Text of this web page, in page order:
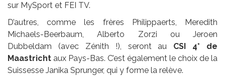
sur MySport et FEI TV.
D’autres, comme les frères Philippaerts, Meredith
Michaels-Beerbaum, Alberto Zorzi ou Jeroen
Dubbeldam (avec Zénith !), seront au CSI 4* de
Maastricht aux Pays-Bas. C’est également le choix de la
Suissesse Janika Sprunger, qui y forme la relève.